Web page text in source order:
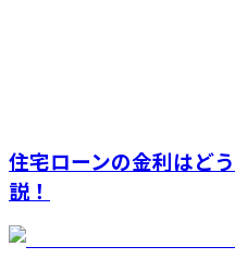
住宅ローンの金利はど
説！